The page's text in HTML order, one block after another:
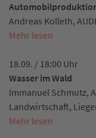
Andreas Kolleth,
Mehr lesen
18.09. / 18:00 Uhr
Wasser im Wald
Immanuel Schmutz,
Landwirtschaft,
Mehr lesen